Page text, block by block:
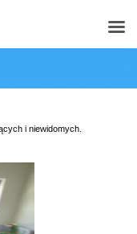
i niewidomych.